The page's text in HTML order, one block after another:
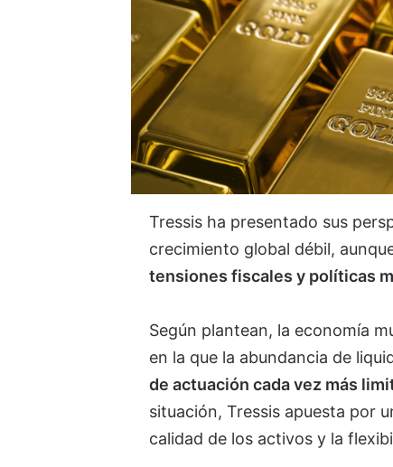
Tressis ha presentado sus
crecimiento global débil,
tensiones fiscales y políticas
Según plantean, la economía
en la que la abundancia de
de actuación cada vez más
situación, Tressis apuesta por
calidad de los activos y la